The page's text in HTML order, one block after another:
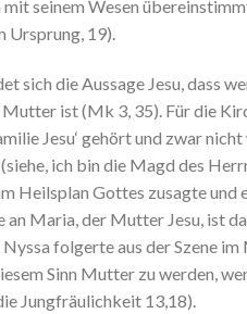
seinem Wesen
Ursprung, 19).
sich die Aussage Jesu, dass
ist (Mk 3, 35). Für die
Jesu‘ gehört und zwar
ich bin die Magd des
Heilsplan Gottes zusagte und
an Maria, der Mutter Jesu, ist
folgerte aus der Szene im
Sinn Mutter zu werden,
Jungfräulichkeit 13,18).